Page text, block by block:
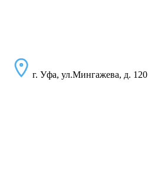
г. Уфа, ул.Мингажева, д. 120